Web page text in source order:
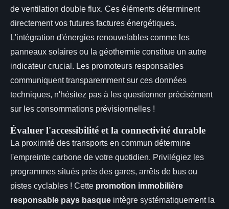
de ventilation double flux. Ces éléments déterminent
directement vos futures factures énergétiques.
L'intégration d'énergies renouvelables comme les
panneaux solaires ou la géothermie constitue un autre
indicateur crucial. Les promoteurs responsables
communiquent transparemment sur ces données
techniques, n'hésitez pas à les questionner précisément
sur les consommations prévisionnelles !
Évaluer l'accessibilité et la connectivité durable
La proximité des transports en commun détermine
l'empreinte carbone de votre quotidien. Privilégiez les
programmes situés près des gares, arrêts de bus ou
pistes cyclables ! Cette promotion immobilière
responsable pays basque intègre systématiquement la